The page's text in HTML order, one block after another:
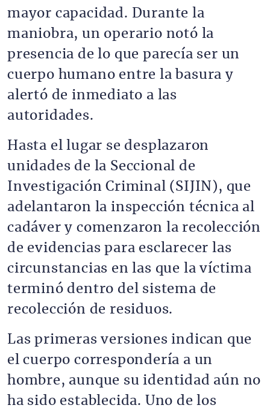
mayor capacidad. Durante la
maniobra, un operario notó la
presencia de lo que parecía ser un
cuerpo humano entre la basura y
alertó de inmediato a las
autoridades.
Hasta el lugar se desplazaron
unidades de la Seccional de
Investigación Criminal (SIJIN), que
adelantaron la inspección técnica al
cadáver y comenzaron la recolección
de evidencias para esclarecer las
circunstancias en las que la víctima
terminó dentro del sistema de
recolección de residuos.
Las primeras versiones indican que
el cuerpo correspondería a un
hombre, aunque su identidad aún no
ha sido establecida. Uno de los